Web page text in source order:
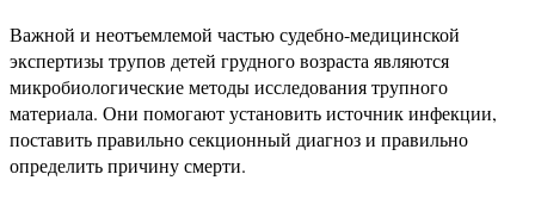
Важной и неотъемлемой частью судебно-медицинской
экспертизы трупов детей грудного возраста являются
микробиологические методы исследования трупного
материала. Они помогают установить источник инфекции,
поставить правильно секционный диагноз и правильно
определить причину смерти.